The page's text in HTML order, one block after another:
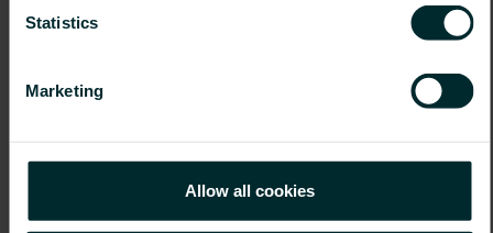
Statistics
Marketing
Allow all cookies